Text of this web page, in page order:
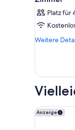
Platz für
Weitere
Weitere
Anzeige
Hotel